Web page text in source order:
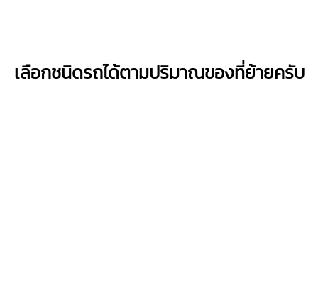
เลือกชนิดรถได้ตามปริมาณของที่ย้ายครับ